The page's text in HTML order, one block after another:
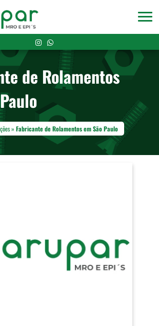
de Rolamentos
»Fabricante de Rolamentos em São Paulo